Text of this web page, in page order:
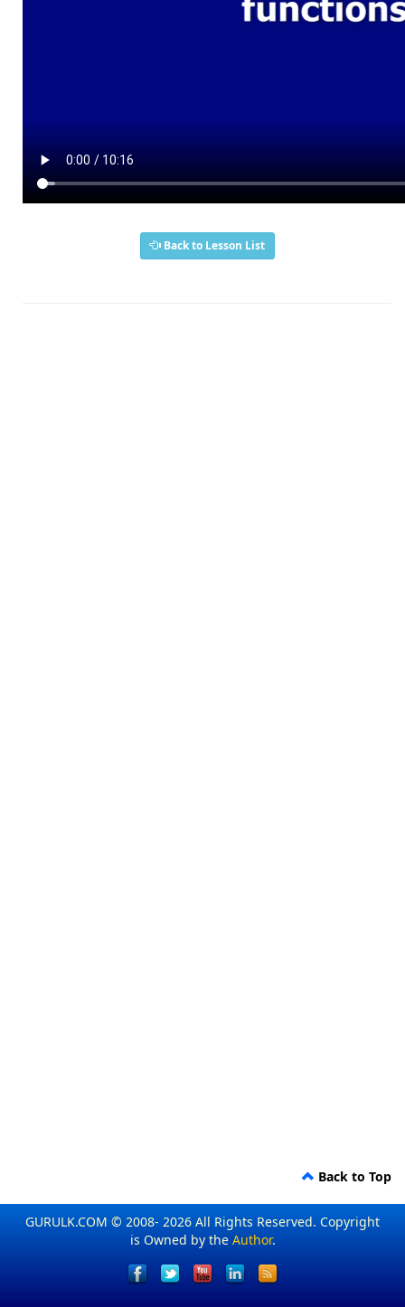
Back to Lesson List
Back to Top
GURULK.COM © 2008- 2026 All Rights Reserved. Copyright
is Owned by the Author.